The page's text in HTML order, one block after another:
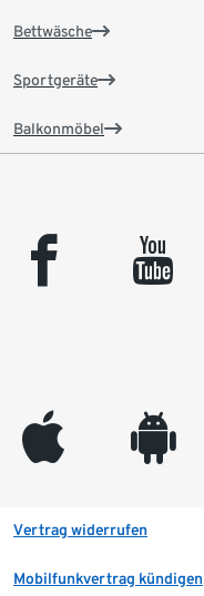
Bettwäsche
Sportgeräte
Balkonmöbel
facebook youtube
appleinc android
Vertrag widerrufen
Mobilfunkvertrag kündigen